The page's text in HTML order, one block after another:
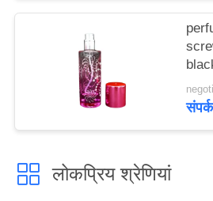
साइटमैप
PRIVACY
POLICY
संपर्क
लोकप्रिय श्रेणियां